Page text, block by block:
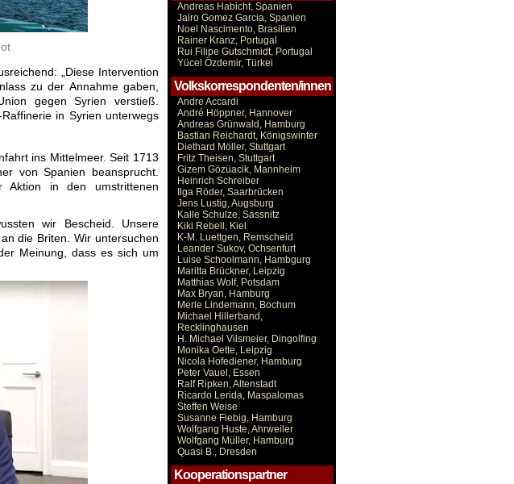
„Diese Intervention
zu der Annahme gaben,
gegen Syrien verstieß.
in Syrien unterwegs
ins Mittelmeer. Seit 1713
von Spanien beansprucht.
Aktion in den umstrittenen
wir Bescheid. Unsere
die Briten. Wir untersuchen
Meinung, dass es sich um
Andreas Habicht, Spanien
Jairo Gomez Garcia, Spanien
Noel Nascimento, Brasilien
Rainer Kranz, Portugal
Rui Filipe Gutschmidt, Portugal
Yücel Özdemir, Türkei
Volkskorrespondenten/innen
Andre Accardi
André Höppner, Hannover
Andreas Grünwald, Hamburg
Bastian Reichardt, Königswinter
Diethard Möller, Stuttgart
Fritz Theisen, Stuttgart
Gizem Gözüacik, Mannheim
Heinrich Schreiber
Ilga Röder, Saarbrücken
Jens Lustig, Augsburg
Kalle Schulze, Sassnitz
Kiki Rebell, Kiel
K-M. Luettgen, Remscheid
Leander Sukov, Ochsenfurt
Luise Schoolmann, Hambgurg
Maritta Brückner, Leipzig
Matthias Wolf, Potsdam
Max Bryan, Hamburg
Merle Lindemann, Bochum
Michael Hillerband,
Recklinghausen
H. Michael Vilsmeier, Dingolfing
Monika Oette, Leipzig
Nicola Hofediener, Hamburg
Peter Vauel, Essen
Ralf Ripken, Altenstadt
Ricardo Lerida, Maspalomas
Steffen Weise
Susanne Fiebig, Hamburg
Wolfgang Huste, Ahrweiler
Wolfgang Müller, Hamburg
Quasi B., Dresden
Kooperationspartner